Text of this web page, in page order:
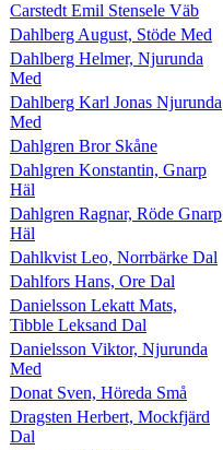
Carstedt Emil Stensele Väb
Dahlberg August, Stöde Med
Dahlberg Helmer, Njurunda
Med
Dahlberg Karl Jonas Njurunda
Med
Dahlgren Bror Skåne
Dahlgren Konstantin, Gnarp
Häl
Dahlgren Ragnar, Röde Gnarp
Häl
Dahlkvist Leo, Norrbärke Dal
Dahlfors Hans, Ore Dal
Danielsson Lekatt Mats,
Tibble Leksand Dal
Danielsson Viktor, Njurunda
Med
Donat Sven, Höreda Små
Dragsten Herbert, Mockfjärd
Dal